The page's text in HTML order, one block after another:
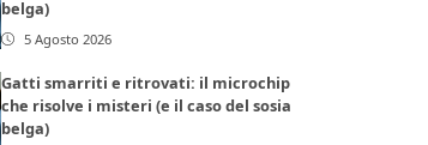
belga)
5 Agosto 2026
Gatti smarriti e ritrovati: il microchip
che risolve i misteri (e il caso del sosia
belga)